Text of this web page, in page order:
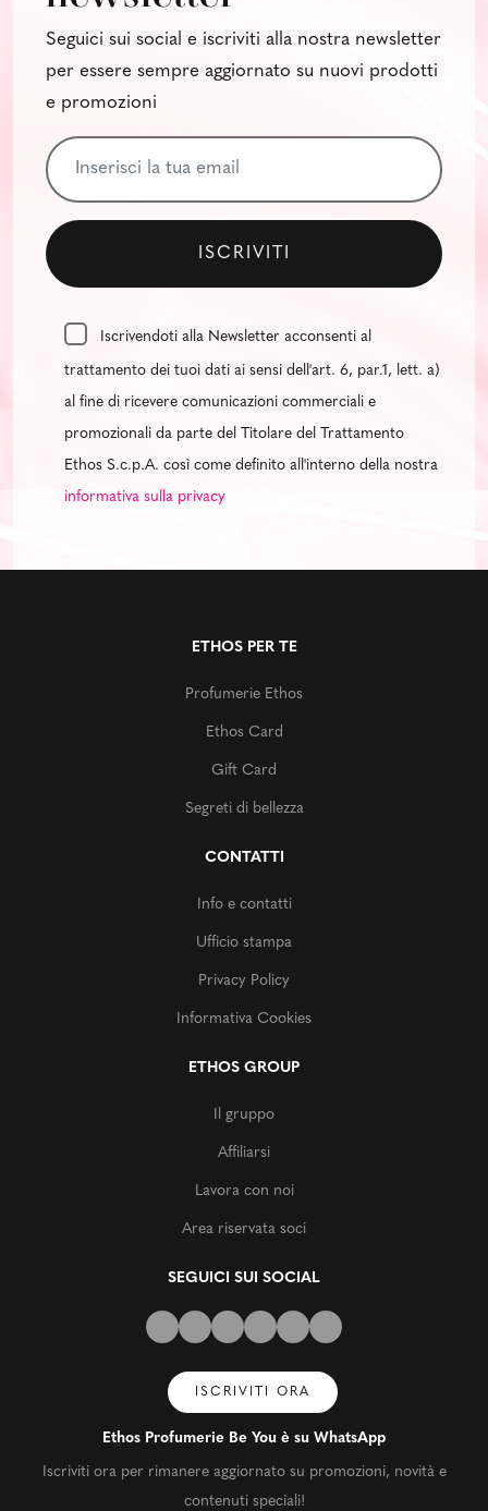
Seguici sui social e iscriviti alla nostra newsletter
per essere sempre aggiornato su nuovi prodotti
e promozioni
Iscrivendoti alla Newsletter acconsenti al
trattamento dei tuoi dati ai sensi dell'art. 6, par.1, lett. a)
al fine di ricevere comunicazioni commerciali e
promozionali da parte del Titolare del Trattamento
Ethos S.c.p.A. così come definito all'interno della nostra
informativa sulla privacy
ETHOS PER TE
Profumerie Ethos
Ethos Card
Gift Card
Segreti di bellezza
CONTATTI
Info e contatti
Ufficio stampa
Privacy Policy
Informativa Cookies
ETHOS GROUP
Il gruppo
Affiliarsi
Lavora con noi
Area riservata soci
SEGUICI SUI SOCIAL
ISCRIVITI ORA
Ethos Profumerie Be You è su WhatsApp
Iscriviti ora per rimanere aggiornato su promozioni, novità e
contenuti speciali!